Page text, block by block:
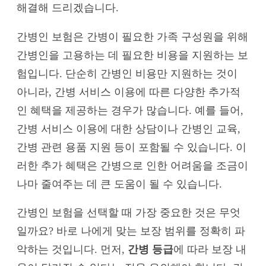
해결해 드리겠습니다.
간병인 보험은 간병이 필요한 가족 구성원을 위해
간병인을 고용하는 데 필요한 비용을 지원하는 보
험입니다. 단순히 간병인 비용만 지원하는 것이
아니라, 간병 서비스 이용에 따른 다양한 추가적
인 혜택을 제공하는 경우가 많습니다. 예를 들어,
간병 서비스 이용에 대한 상담이나 간병인 교육,
간병 관련 용품 지원 등이 포함될 수 있습니다. 이
러한 추가 혜택은 간병으로 인한 어려움을 조금이
나마 줄여주는 데 큰 도움이 될 수 있습니다.
간병인 보험을 선택할 때 가장 중요한 것은 무엇
일까요? 바로 나에게 맞는 보장 범위를 정확히 파
악하는 것입니다. 먼저, 간병 등급에 따라 보장 내